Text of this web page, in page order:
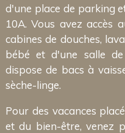
d'une place de parking
10A. Vous avez accès
cabines de douches,
bébé et d'une salle
dispose de bacs à
sèche-linge.
Pour des vacances
et du bien-être, venez